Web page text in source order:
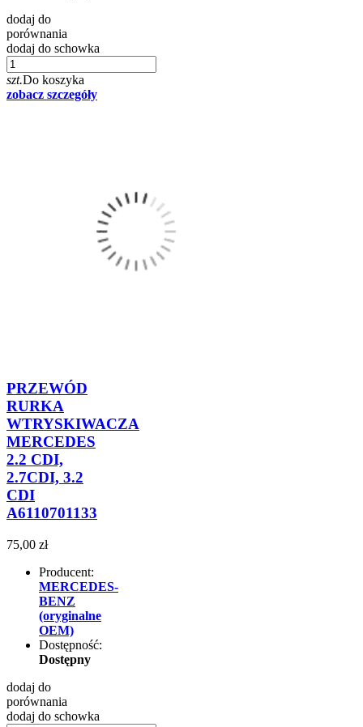
dodaj do
porównania
dodaj do schowka
szt.Do koszyka
zobacz szczegóły
PRZEWÓD
RURKA
WTRYSKIWACZA
MERCEDES
2.2 CDI,
2.7CDI, 3.2
CDI
A6110701133
75,00 zł
Producent:
MERCEDES-
BENZ
(oryginalne
OEM)
Dostępność:
Dostępny
dodaj do
porównania
dodaj do schowka